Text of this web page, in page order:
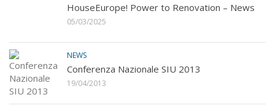
HouseEurope! Power to Renovation – News
05/03/2025
NEWS
Conferenza Nazionale SIU 2013
19/04/2013